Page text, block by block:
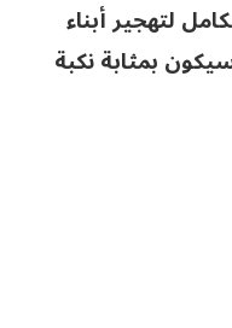
لتهجير أبناء
بمثابة نكبة